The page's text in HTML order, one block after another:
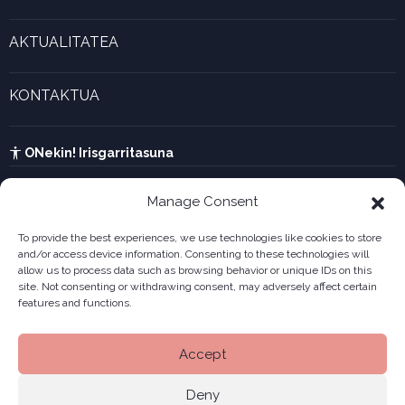
Manage Consent
To provide the best experiences, we use technologies like cookies to store
and/or access device information. Consenting to these technologies will
allow us to process data such as browsing behavior or unique IDs on this
site. Not consenting or withdrawing consent, may adversely affect certain
features and functions.
Accept
Deny
UTA kalkulagailua
AKTUALITATEA
KONTAKTUA
ONekin! Irisgarritasuna